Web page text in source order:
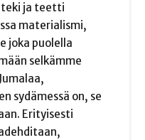
teki ja teetti
materialismi,
joka puolella
selkämme
sydämessä on, se
Erityisesti